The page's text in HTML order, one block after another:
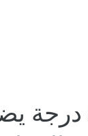
زلزال بقوة